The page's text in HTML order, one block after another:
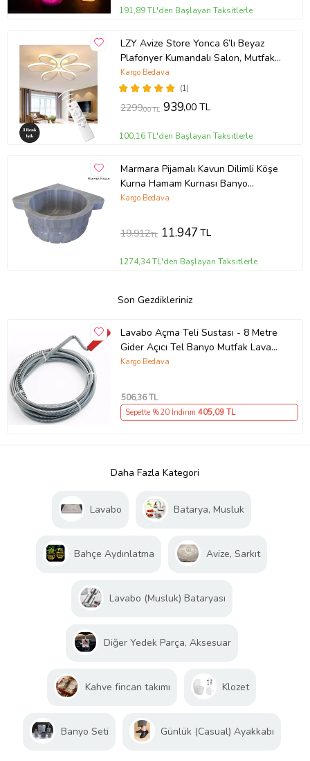
191,89 TL'den Başlayan Taksitlerle
LZY Avize Store Yonca 6’lı Beyaz
Plafonyer Kumandalı Salon, Mutfak,
Çocuk Odası için Modern LED (Siyah)
(1)
Kargo Bedava
2299,00 TL 939,00 TL
100,16 TL'den Başlayan Taksitlerle
Marmara Pijamalı Kavun Dilimli Köşe
Kurna Hamam Kurnası Banyo
Kurnası
Kargo Bedava
19.912TL 11.947TL
1274,34 TL'den Başlayan Taksitlerle
Son Gezdikleriniz
Lavabo Açma Teli Sustası - 8 Metre
Gider Açıcı Tel Banyo Mutfak Lavabo
Açıcı Tel
Kargo Bedava
506,36 TL
Sepette %20 İndirim 405,09 TL
Daha Fazla Kategori
Lavabo Batarya, Musluk
Bahçe Aydınlatma Avize, Sarkıt
Lavabo (Musluk) Bataryası
Diğer Yedek Parça, Aksesuar
Kahve fincan takımı Klozet
Banyo Seti Günlük (Casual) Ayakkabı